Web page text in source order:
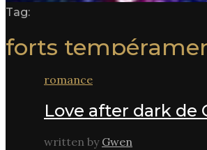
Tag:
forts
romance
Love after dark de
written by Gwen